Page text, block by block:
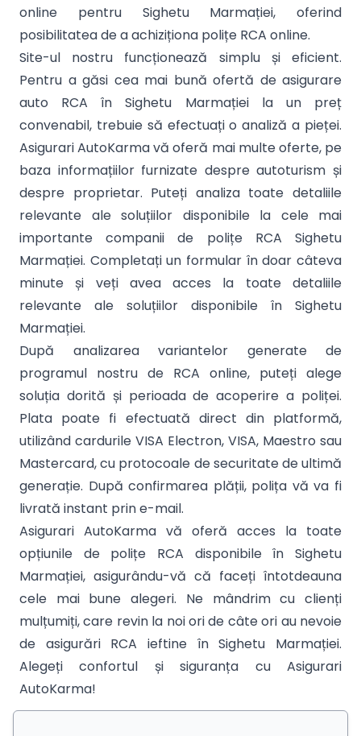
online pentru Sighetu Marmației, oferind
posibilitatea de a achiziționa polițe RCA online.
Site-ul nostru funcționează simplu și eficient.
Pentru a găsi cea mai bună ofertă de asigurare
auto RCA în Sighetu Marmației la un preț
convenabil, trebuie să efectuați o analiză a pieței.
Asigurari AutoKarma vă oferă mai multe oferte, pe
baza informațiilor furnizate despre autoturism și
despre proprietar. Puteți analiza toate detaliile
relevante ale soluțiilor disponibile la cele mai
importante companii de polițe RCA Sighetu
Marmației. Completați un formular în doar câteva
minute și veți avea acces la toate detaliile
relevante ale soluțiilor disponibile în Sighetu
Marmației.
După analizarea variantelor generate de
programul nostru de RCA online, puteți alege
soluția dorită și perioada de acoperire a poliței.
Plata poate fi efectuată direct din platformă,
utilizând cardurile VISA Electron, VISA, Maestro sau
Mastercard, cu protocoale de securitate de ultimă
generație. După confirmarea plății, polița vă va fi
livrată instant prin e-mail.
Asigurari AutoKarma vă oferă acces la toate
opțiunile de polițe RCA disponibile în Sighetu
Marmației, asigurându-vă că faceți întotdeauna
cele mai bune alegeri. Ne mândrim cu clienți
mulțumiți, care revin la noi ori de câte ori au nevoie
de asigurări RCA ieftine în Sighetu Marmației.
Alegeți confortul și siguranța cu Asigurari
AutoKarma!